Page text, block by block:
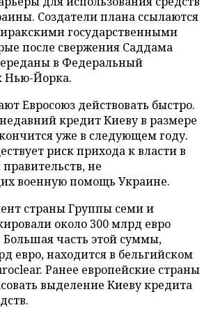
Создатели плана ссылаются
государственными
после свержения Саддама
в Федеральный
Нью-Йорка.
Евросоюз действовать быстро.
кредит Киеву в размере
уже в следующем году.
риск прихода к власти в
не
военную помощь Украине.
страны Группы семи и
около 300 млрд евро
Большая часть этой суммы,
евро, находится в бельгийском
Ранее европейские страны
выделение Киеву кредита